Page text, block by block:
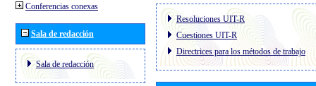
Conferencias conexas
Sala de redacción
Sala de redacción
Resoluciones UIT-R
Cuestiones UIT-R
Directrices para los métodos de trabajo